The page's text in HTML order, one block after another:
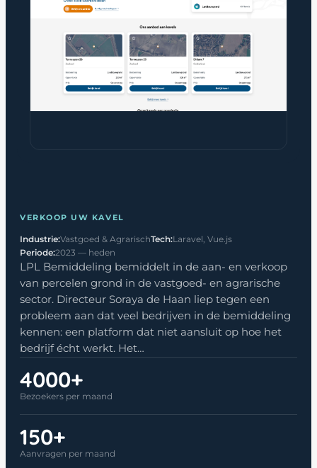
VERKOOP UW KAVEL
Industrie:Vastgoed & AgrarischTech:Laravel, Vue.js
Periode:2023 — heden
LPL Bemiddeling bemiddelt in de aan- en verkoop
van percelen grond in de vastgoed- en agrarische
sector. Directeur Soraya de Haan liep tegen een
probleem aan dat veel bedrijven in de bemiddeling
kennen: een platform dat niet aansluit op hoe het
bedrijf écht werkt. Het…
4000+
Bezoekers per maand
150+
Aanvragen per maand